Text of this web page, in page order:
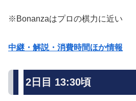
※Bonanzaはプロの棋力に近い
中継・解説・消費時間ほか情報
2日目 13:30頃